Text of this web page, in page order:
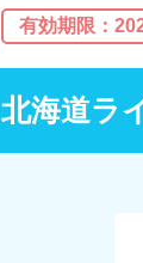
有効期限：
北海道ラ